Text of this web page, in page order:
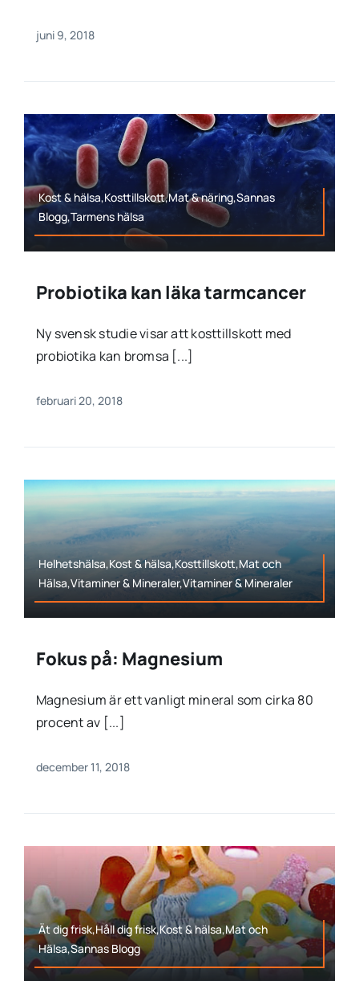
juni 9, 2018
Kost & hälsa,Kosttillskott,Mat & näring,Sannas
Blogg,Tarmens hälsa
Probiotika kan läka tarmcancer
Ny svensk studie visar att kosttillskott med
probiotika kan bromsa [...]
februari 20, 2018
Helhetshälsa,Kost & hälsa,Kosttillskott,Mat och
Hälsa,Vitaminer & Mineraler,Vitaminer & Mineraler
Fokus på: Magnesium
Magnesium är ett vanligt mineral som cirka 80
procent av [...]
december 11, 2018
Ät dig frisk,Håll dig frisk,Kost & hälsa,Mat och
Hälsa,Sannas Blogg